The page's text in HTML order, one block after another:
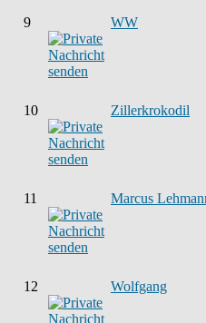
9 WW
10 Zillerkrokodil
11 Marcus
12 Wolfgang